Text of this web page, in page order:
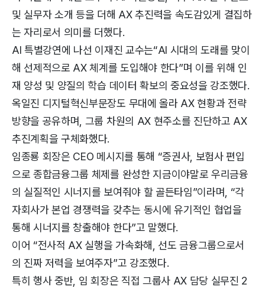
및 실무자 소개 등을 더해 AX 추진력을 속도감있게 결집하
는 자리로서 의미를 더했다.
AI 특별강연에 나선 이재진 교수는“AI 시대의 도래를 맞이
해 선제적으로 AX 체계를 도입해야 한다”며 이를 위해 인
재 양성 및 양질의 학습 데이터 확보의 중요성을 강조했다.
옥일진 디지털혁신부문장도 무대에 올라 AX 현황과 전략
방향을 공유하며, 그룹 차원의 AX 현주소를 진단하고 AX
추진계획을 구체화했다.
임종룡 회장은 CEO 메시지를 통해 “증권사, 보험사 편입
으로 종합금융그룹 체제를 완성한 지금이야말로 우리금융
의 실질적인 시너지를 보여줘야 할 골든타임”이라며, “각
자회사가 본업 경쟁력을 갖추는 동시에 유기적인 협업을
통해 시너지를 창출해야 한다”고 말했다.
이어 “전사적 AX 실행을 가속화해, 선도 금융그룹으로서
의 진짜 저력을 보여주자”고 강조했다.
특히 행사 중반, 임 회장은 직접 그룹사 AX 담당 실무진 2